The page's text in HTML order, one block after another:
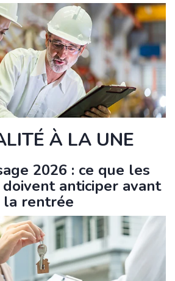
À LA UNE
2026 : ce que les
anticiper avant
la rentrée